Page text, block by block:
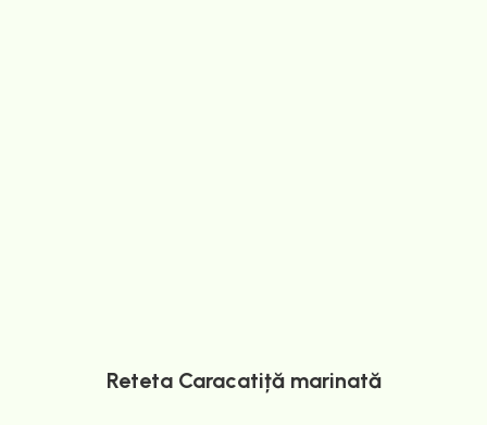
Reteta Caracatiță marinată